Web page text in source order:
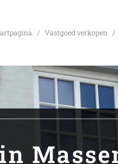
Vastgoed verkopen